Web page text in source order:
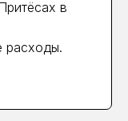
в
расходы.